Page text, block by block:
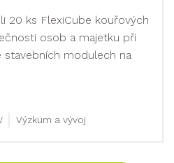
20 ks FlexiCube kouřových
osob a majetku při
stavebních modulech na
Výzkum a vývoj